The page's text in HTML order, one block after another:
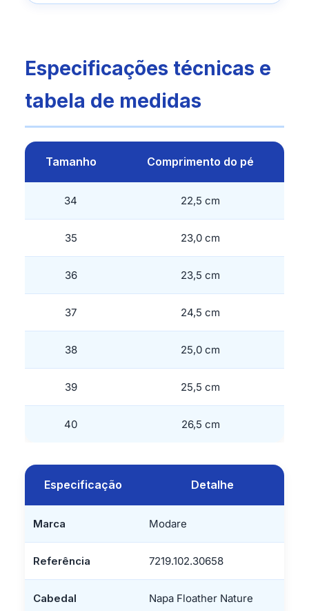
Especificações técnicas e
tabela de medidas
Tamanho Comprimento do pé
34 22,5 cm
35 23,0 cm
36 23,5 cm
37 24,5 cm
38 25,0 cm
39 25,5 cm
40 26,5 cm
Especificação Detalhe
Marca Modare
Referência 7219.102.30658
Cabedal Napa Floather Nature